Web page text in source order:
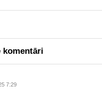
komentāri
7:29